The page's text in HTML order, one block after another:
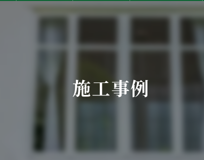
工事完了までの流れ
外壁塗装・塗り替え
雨樋・屋根修理
施工事例